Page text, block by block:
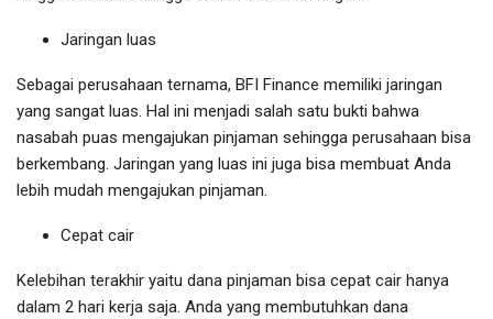
Jaringan luas
Sebagai perusahaan ternama, BFI Finance memiliki jaringan
yang sangat luas. Hal ini menjadi salah satu bukti bahwa
nasabah puas mengajukan pinjaman sehingga perusahaan bisa
berkembang. Jaringan yang luas ini juga bisa membuat Anda
lebih mudah mengajukan pinjaman.
Cepat cair
Kelebihan terakhir yaitu dana pinjaman bisa cepat cair hanya
dalam 2 hari kerja saja. Anda yang membutuhkan dana